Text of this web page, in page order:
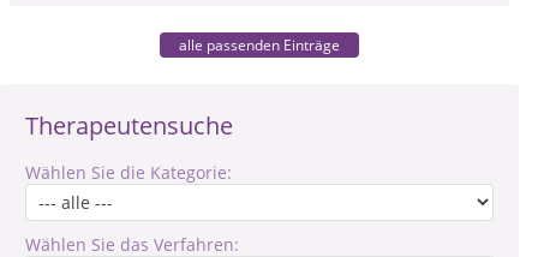
Therapeutensuche
Wählen Sie die Kategorie:
Wählen Sie das Verfahren:
alle passenden Einträge